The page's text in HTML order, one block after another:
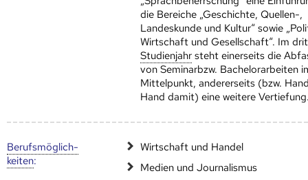
die Bereiche „Geschichte, Quellen-,
Landeskunde und Kultur“ sowie
Wirtschaft und Gesellschaft“. Im
Studienjahr steht einerseits die
von Seminarbzw. Bachelorarbeiten
Mittelpunkt, andererseits (bzw.
Hand damit) eine weitere
Berufs­möglich­
keiten:
Wirtschaft und Handel
Medien und Journalismus